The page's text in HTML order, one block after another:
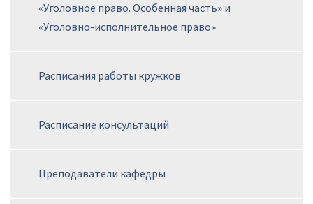
«Уголовное право. Особенная часть» и
«Уголовно-исполнительное право»
Расписания работы кружков
Расписание консультаций
Преподаватели кафедры